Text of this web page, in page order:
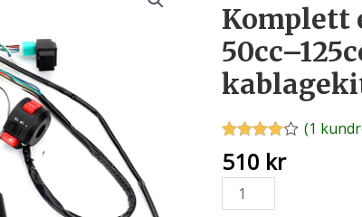
Komplett
Betygsatt
4.00 av 5
baserat
kundrecension
(1
510 kr
för
ATV
50cc–
125cc
CDI
5-
pin
kablagekit